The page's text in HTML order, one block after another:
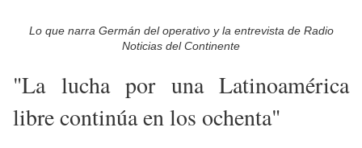
Lo que narra Germán del operativo y la entrevista de Radio
Noticias del Continente
"La lucha por una Latinoamérica
libre continúa en los ochenta"